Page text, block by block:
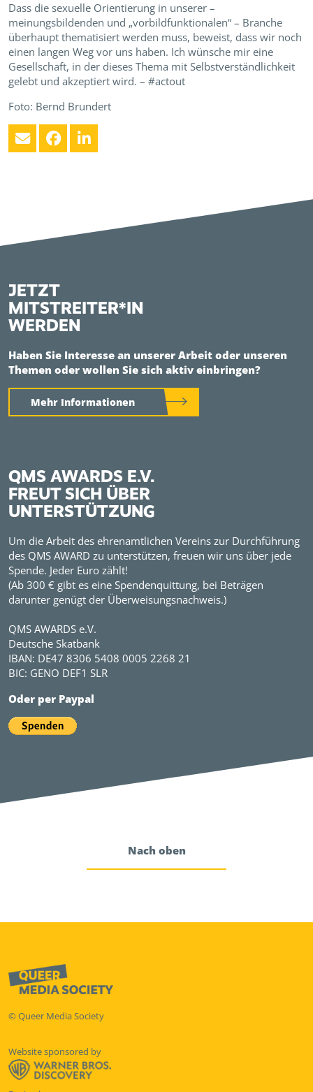
Dass die sexuelle Orientierung in unserer –
meinungsbildenden und „vorbildfunktionalen“ – Branche
überhaupt thematisiert werden muss, beweist, dass wir noch
einen langen Weg vor uns haben. Ich wünsche mir eine
Gesellschaft, in der dieses Thema mit Selbstverständlichkeit
gelebt und akzeptiert wird. – #actout
Foto: Bernd Brundert
JETZT
MITSTREITER*IN
WERDEN
Haben Sie Interesse an unserer Arbeit oder unseren
Themen oder wollen Sie sich aktiv einbringen?
Mehr Informationen
QMS AWARDS E.V.
FREUT SICH ÜBER
UNTERSTÜTZUNG
Um die Arbeit des ehrenamtlichen Vereins zur Durchführung
des QMS AWARD zu unterstützen, freuen wir uns über jede
Spende. Jeder Euro zählt!
(Ab 300 € gibt es eine Spendenquittung, bei Beträgen
darunter genügt der Überweisungsnachweis.)
QMS AWARDS e.V.
Deutsche Skatbank
IBAN: DE47 8306 5408 0005 2268 21
BIC: GENO DEF1 SLR
Oder per Paypal
Nach oben
© Queer Media Society
Website sponsored by